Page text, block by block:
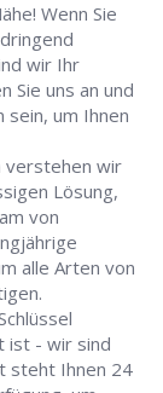
Wenn Sie
wir Ihr
Sie uns an und
sein, um Ihnen
verstehen wir
Lösung,
von
alle Arten von
ist - wir sind
steht Ihnen 24